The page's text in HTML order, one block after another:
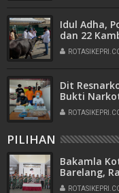
Idul Adha,
dan 22
Dit
Bukti
PILIHAN
Bakamla
Barelang,
ke-76